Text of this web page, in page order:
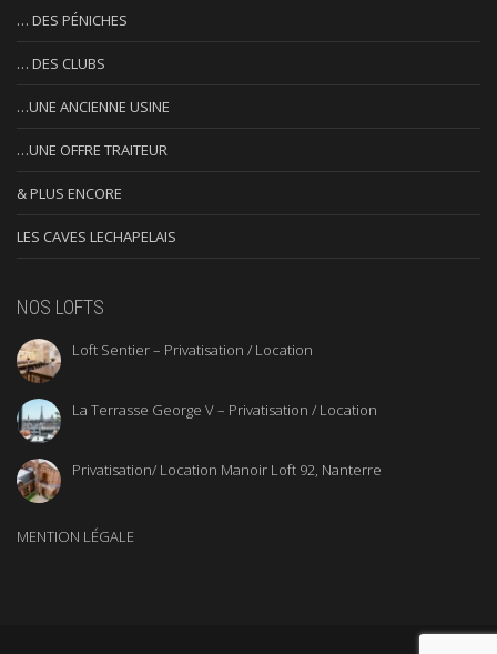
… DES PÉNICHES
… DES CLUBS
…UNE ANCIENNE USINE
…UNE OFFRE TRAITEUR
& PLUS ENCORE
LES CAVES LECHAPELAIS
NOS LOFTS
Loft Sentier – Privatisation / Location
La Terrasse George V – Privatisation / Location
Privatisation/ Location Manoir Loft 92, Nanterre
MENTION LÉGALE